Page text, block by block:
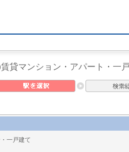
貸マンション・アパート・一
一戸建て